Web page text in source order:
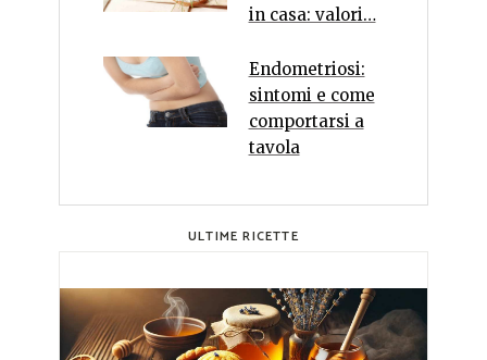
in casa: valori…
Endometriosi:
sintomi e come
comportarsi a
tavola
ULTIME RICETTE